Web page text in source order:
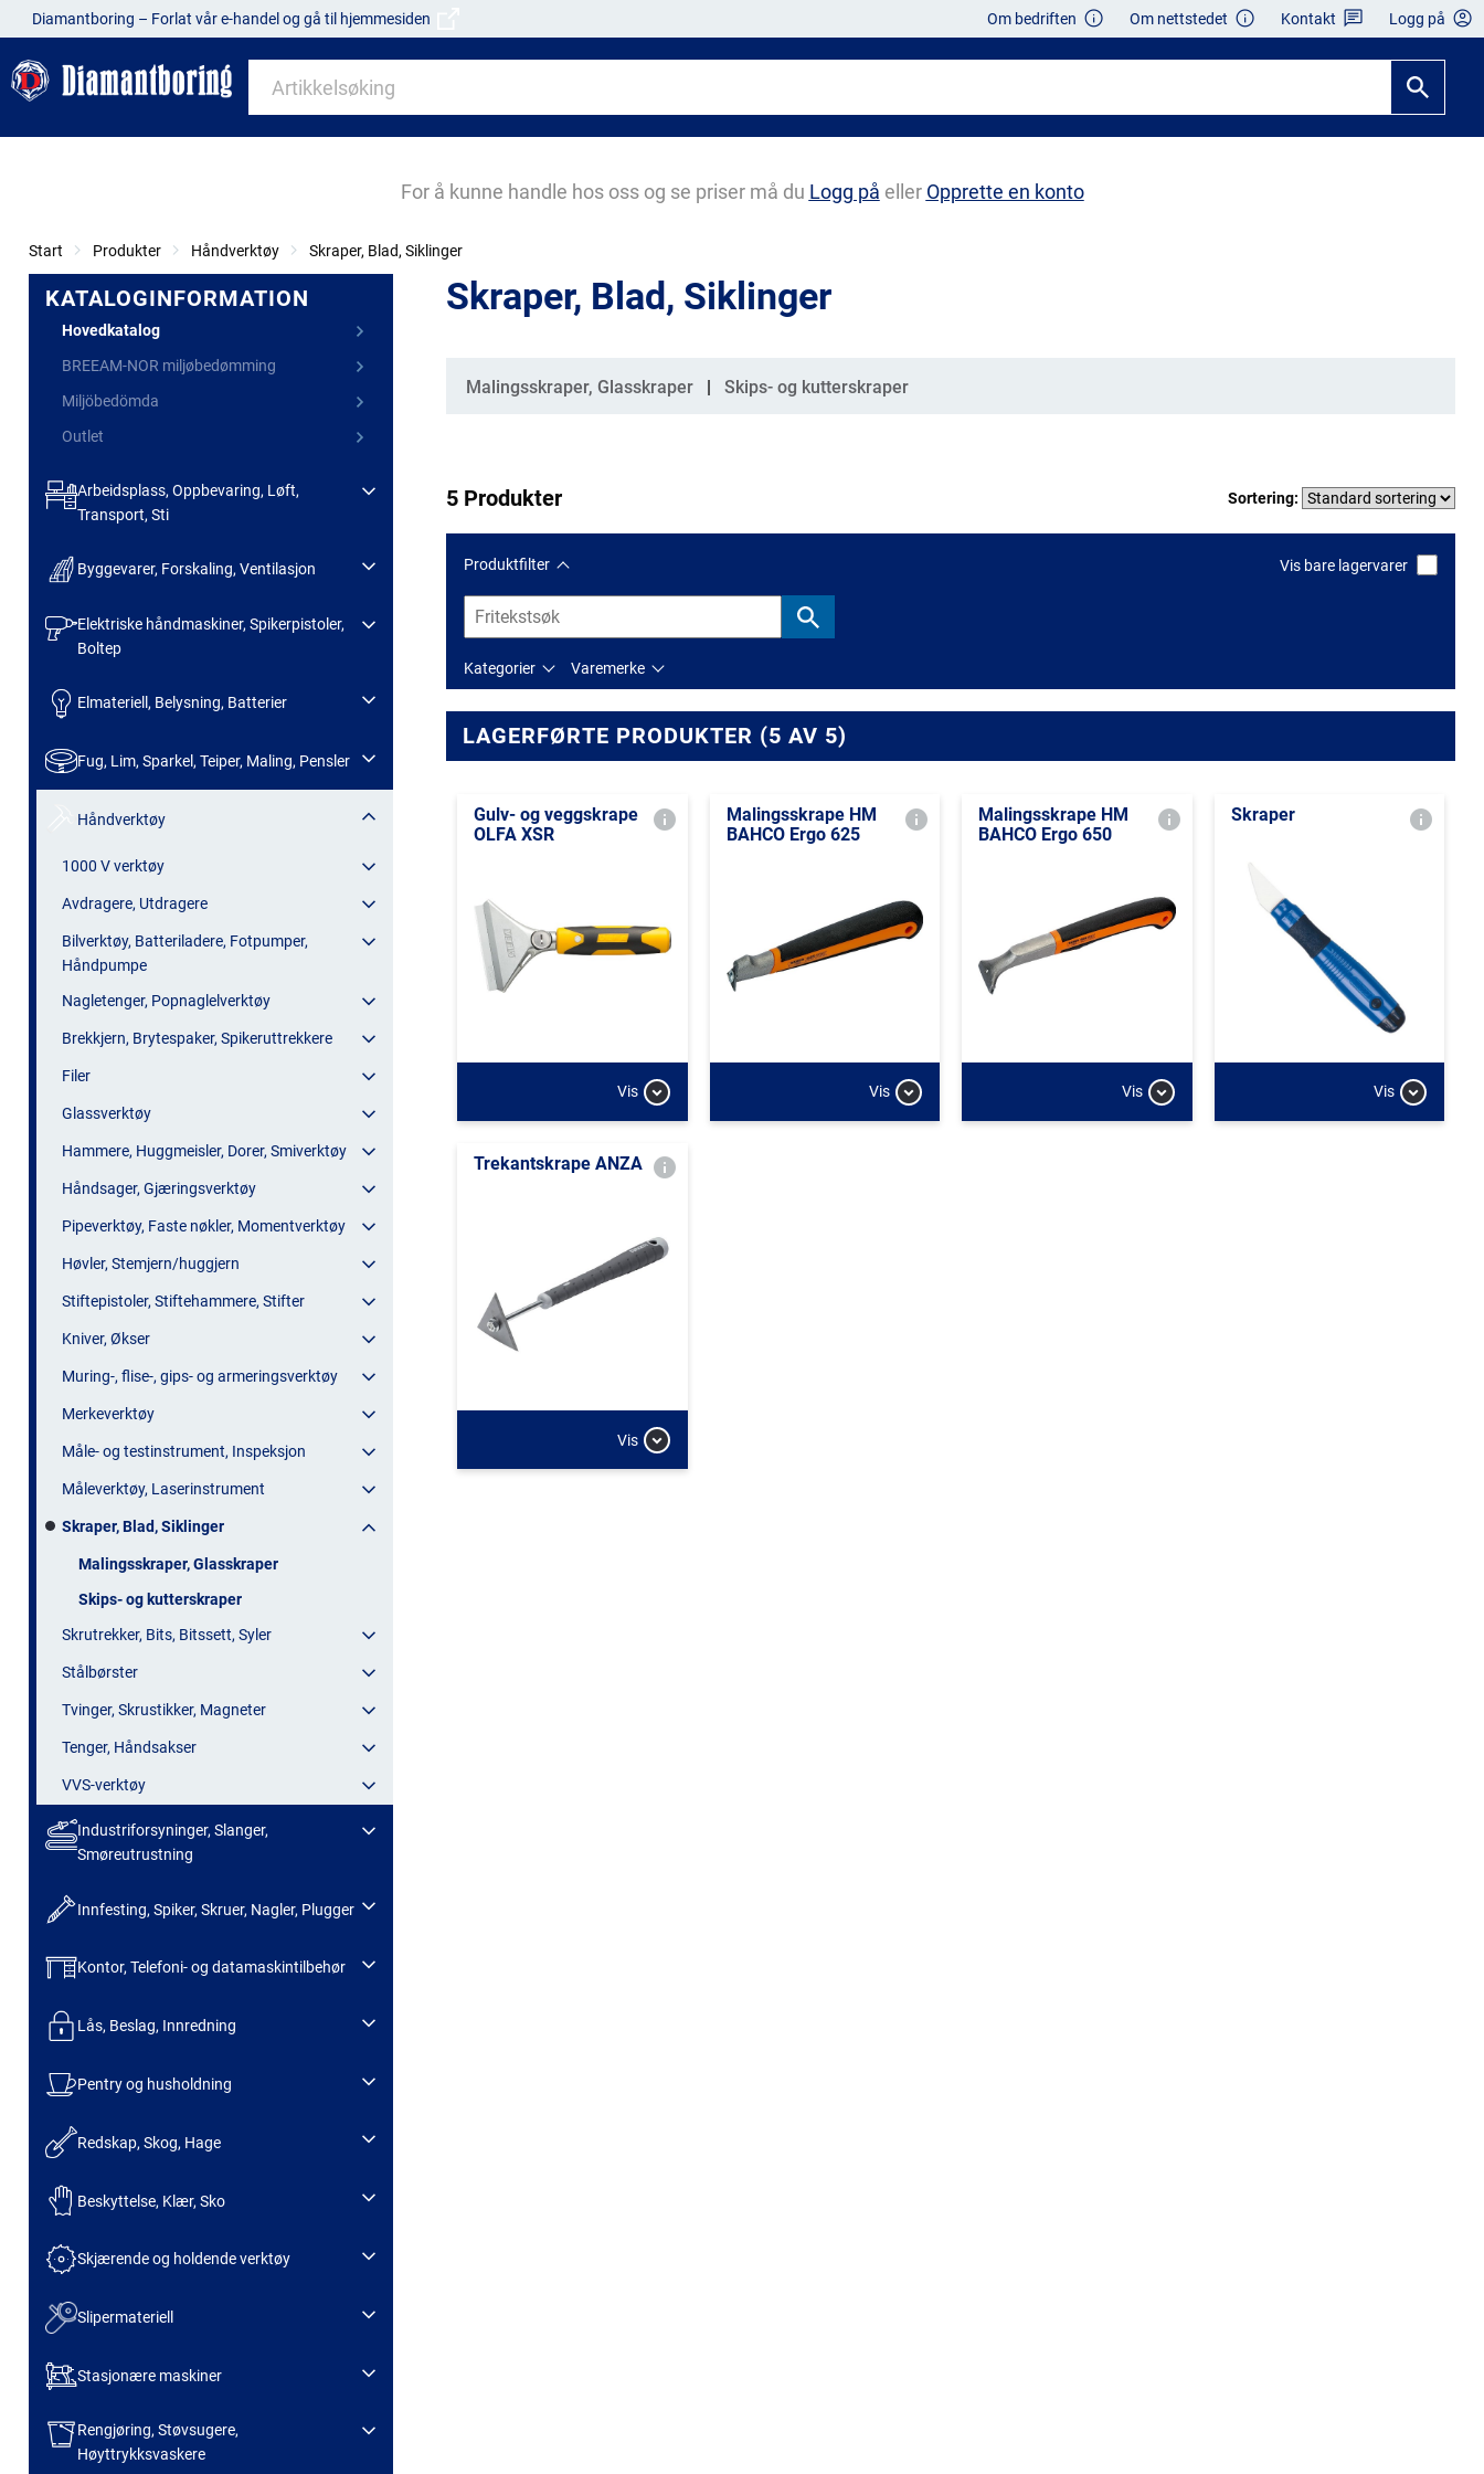
Diamantboring – Forlat vår e-handel og gå til hjemmesiden Om bedriften Om nettstedet Kontakt Logg på
For å kunne handle hos oss og se priser må du Logg på eller Opprette en konto
Start Produkter Håndverktøy Skraper, Blad, Siklinger
KATALOGINFORMATION
Hovedkatalog
BREEAM-NOR miljøbedømming
Miljöbedömda
Outlet
Arbeidsplass, Oppbevaring, Løft,
Transport, Sti
Byggevarer, Forskaling, Ventilasjon
Elektriske håndmaskiner, Spikerpistoler,
Boltep
Elmateriell, Belysning, Batterier
Fug, Lim, Sparkel, Teiper, Maling, Pensler
Håndverktøy
1000 V verktøy
Avdragere, Utdragere
Bilverktøy, Batteriladere, Fotpumper,
Håndpumpe
Nagletenger, Popnaglelverktøy
Brekkjern, Brytespaker, Spikeruttrekkere
Filer
Glassverktøy
Hammere, Huggmeisler, Dorer, Smiverktøy
Håndsager, Gjæringsverktøy
Pipeverktøy, Faste nøkler, Momentverktøy
Høvler, Stemjern/huggjern
Stiftepistoler, Stiftehammere, Stifter
Kniver, Økser
Muring-, flise-, gips- og armeringsverktøy
Merkeverktøy
Måle- og testinstrument, Inspeksjon
Måleverktøy, Laserinstrument
Skraper, Blad, Siklinger
Malingsskraper, Glasskraper
Skips- og kutterskraper
Skrutrekker, Bits, Bitssett, Syler
Stålbørster
Tvinger, Skrustikker, Magneter
Tenger, Håndsakser
VVS-verktøy
Industriforsyninger, Slanger,
Smøreutrustning
Innfesting, Spiker, Skruer, Nagler, Plugger
Kontor, Telefoni- og datamaskintilbehør
Lås, Beslag, Innredning
Pentry og husholdning
Redskap, Skog, Hage
Beskyttelse, Klær, Sko
Skjærende og holdende verktøy
Slipermateriell
Stasjonære maskiner
Rengjøring, Støvsugere,
Høyttrykksvaskere
Skraper, Blad, Siklinger
Kategorier
Malingsskraper, Glasskraper Skips- og kutterskraper
5 Produkter Sortering:
Produktfilter Vis bare lagervarer
Kategorier Varemerke
LAGERFØRTE PRODUKTER (5 AV 5)
Gulv- og veggskrape
OLFA XSR
Vis
Malingsskrape HM
BAHCO Ergo 625
Vis
Malingsskrape HM
BAHCO Ergo 650
Vis
Skraper
Vis
Trekantskrape ANZA
Vis